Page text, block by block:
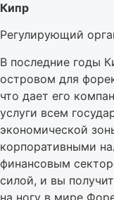
Кипр
Регулирующий
В последние годы
островом для
что дает его
услуги всем
экономической
корпоративными
финансовым
силой, и вы
на ногу в мире